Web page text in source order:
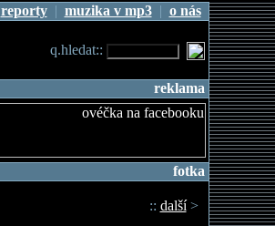
reporty| muzika v mp3| o nás
q.hledat::
reklama
fotka
:: další>